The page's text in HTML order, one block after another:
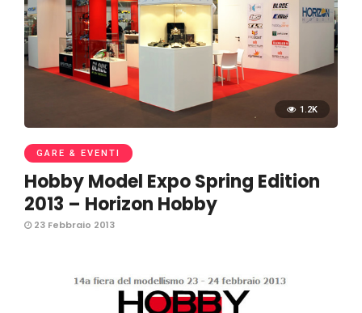
1.2K
GARE & EVENTI
Hobby Model Expo Spring Edition
2013 – Horizon Hobby
23 Febbraio 2013